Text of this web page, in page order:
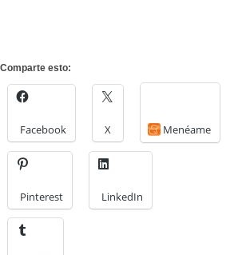
Comparte esto:
Facebook X Menéame
Pinterest LinkedIn